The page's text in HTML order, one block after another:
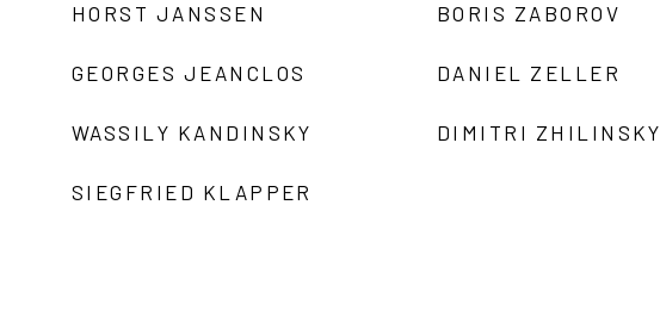
HORST JANSSEN
GEORGES JEANCLOS
WASSILY KANDINSKY
SIEGFRIED KLAPPER
BORIS ZABOROV
DANIEL ZELLER
DIMITRI ZHILINSKY